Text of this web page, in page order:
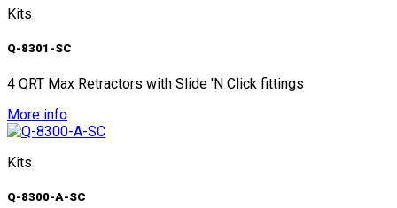
Kits
Q-8301-SC
4 QRT Max Retractors with Slide 'N Click fittings
More info
Kits
Q-8300-A-SC